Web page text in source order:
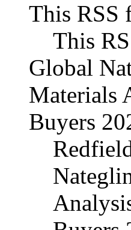
This RSS
This
Global
Materials
Buyers